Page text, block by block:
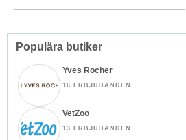
Populära butiker
Yves Rocher
16 ERBJUDANDEN
VetZoo
13 ERBJUDANDEN